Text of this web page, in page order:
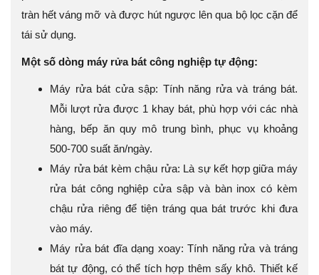
tràn hết váng mỡ và được hút ngược lên qua bộ lọc cặn để
tái sử dụng.
Một số dòng máy rửa bát công nghiệp tự động:
Máy rửa bát cửa sập: Tính năng rửa và tráng bát.
Mỗi lượt rửa được 1 khay bát, phù hợp với các nhà
hàng, bếp ăn quy mô trung bình, phục vụ khoảng
500-700 suất ăn/ngày.
Máy rửa bát kèm chậu rửa: Là sự kết hợp giữa máy
rửa bát công nghiệp cửa sập và bàn inox có kèm
chậu rửa riêng để tiện tráng qua bát trước khi đưa
vào máy.
Máy rửa bát đĩa dạng xoay: Tính năng rửa và tráng
bát tự động, có thể tích hợp thêm sấy khô. Thiết kế